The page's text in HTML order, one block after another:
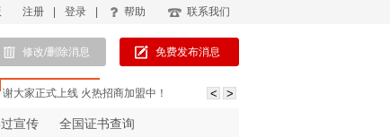
注册 登录 帮助 联系我们
修改/删除消息 免费发布消息
谢大家正式上线 火热招商加盟中！
宣传 全国证书查询